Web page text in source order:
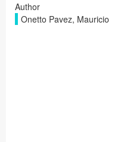
Author
Onetto Pavez, Mauricio